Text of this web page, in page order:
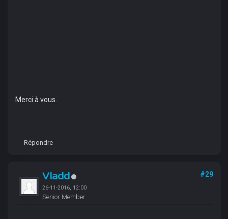
Merci à vous.
Répondre
Vladd
26-11-2016, 12:00
Senior Member
#29